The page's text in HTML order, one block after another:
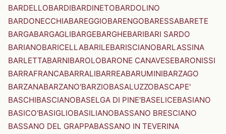
BARDELLOBARDIBARDINETOBARDOLINO
BARDONECCHIABAREGGIOBARENGOBARESSABARETE
BARGABARGAGLIBARGEBARGHEBARIBARI SARDO
BARIANOBARICELLABARILEBARISCIANOBARLASSINA
BARLETTABARNIBAROLOBARONE CANAVESEBARONISSI
BARRAFRANCABARRALIBARREABARUMINIBARZAGO
BARZANABARZANO'BARZIOBASALUZZOBASCAPE'
BASCHIBASCIANOBASELGA DI PINE'BASELICEBASIANO
BASICO'BASIGLIOBASILIANOBASSANO BRESCIANO
BASSANO DEL GRAPPABASSANO IN TEVERINA